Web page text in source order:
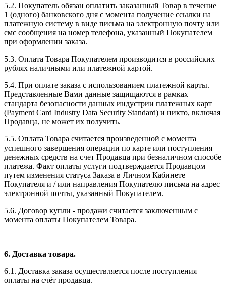
5.2. Покупатель обязан оплатить заказанный Товар в течение
1 (одного) банковского дня с момента получение ссылки на
платежную систему в виде письма на электронную почту или
смс сообщения на номер телефона, указанный Покупателем
при оформлении заказа.
5.3. Оплата Товара Покупателем производится в российских
рублях наличными или платежной картой.
5.4. При оплате заказа с использованием платежной карты.
Представленные Вами данные защищаются в рамках
стандарта безопасности данных индустрии платежных карт
(Payment Card Industry Data Security Standard) и никто, включая
Продавца, не может их получить.
5.5. Оплата Товара считается произведенной с момента
успешного завершения операции по карте или поступления
денежных средств на счет Продавца при безналичном способе
платежа. Факт оплаты услуги подтверждается Продавцом
путем изменения статуса Заказа в Личном Кабинете
Покупателя и / или направления Покупателю письма на адрес
электронной почты, указанный Покупателем.
5.6. Договор купли - продажи считается заключенным с
момента оплаты Покупателем Товара.
6. Доставка товара.
6.1. Доставка заказа осуществляется после поступления
оплаты на счёт продавца.